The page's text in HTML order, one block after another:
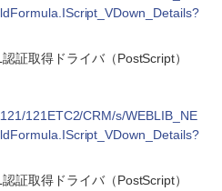
証取得ドライバ（PostScript）
121ETC2/CRM/s/WEBLIB_NE
証取得ドライバ（PostScript）